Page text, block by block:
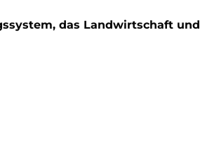
das Landwirtschaft und